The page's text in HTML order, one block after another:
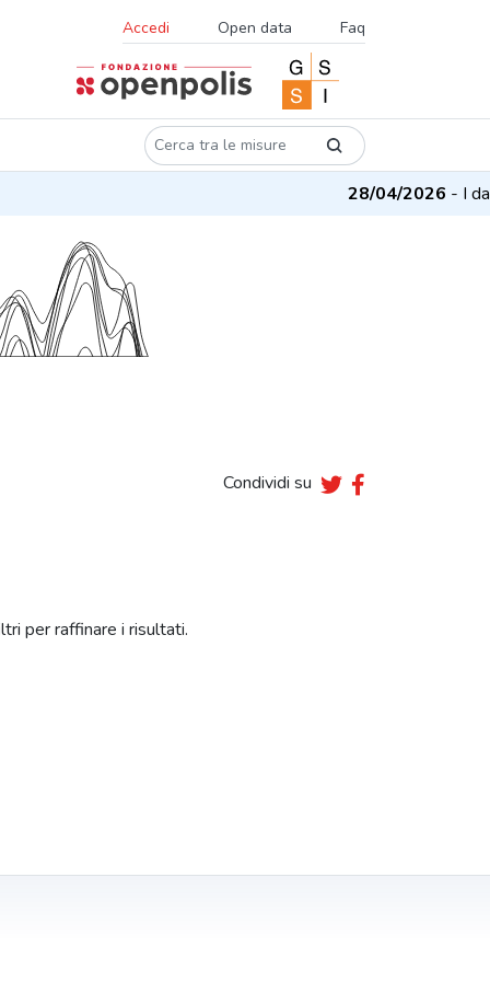
Accedi Open data Faq
28/04/2026- I dati
Condividi su
per raffinare i risultati.